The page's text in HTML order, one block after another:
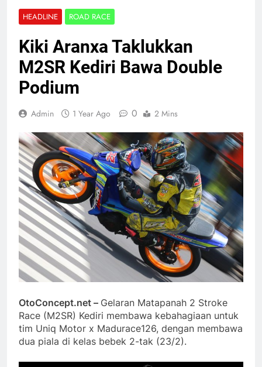
HEADLINE ROAD RACE
Kiki Aranxa Taklukkan
M2SR Kediri Bawa Double
Podium
Admin 1 Year Ago 0 2 Mins
OtoConcept.net – Gelaran Matapanah 2 Stroke
Race (M2SR) Kediri membawa kebahagiaan untuk
tim Uniq Motor x Madurace126, dengan membawa
dua piala di kelas bebek 2-tak (23/2).